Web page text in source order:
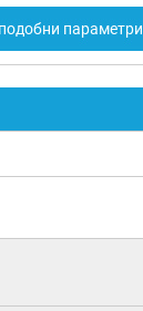
параметри